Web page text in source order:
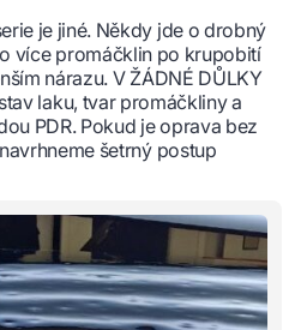
je jiné. Někdy jde o drobný
více promáčklin po krupobití
nárazu. V ŽÁDNÉ DŮLKY
laku, tvar promáčkliny a
PDR. Pokud je oprava bez
šetrný postup